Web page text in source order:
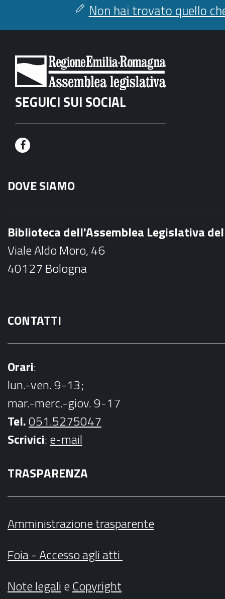
Non hai trovato quello
SEGUICI SUI SOCIAL
F
c
e
o
k
DOVE SIAMO
Biblioteca dell'Assemblea Legislativa
Viale Aldo Moro, 46
40127 Bologna
CONTATTI
Orari:
lun.-ven. 9-13;
mar.-merc.-giov. 9-17
Tel.051.5275047
Scrivici:e-mail
TRASPARENZA
Amministrazione trasparente
Foia - Accesso agli atti
Note legalieCopyright